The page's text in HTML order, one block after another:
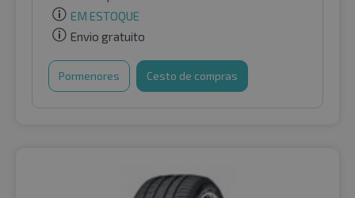
EM ESTOQUE
Envio gratuito
Pormenores Cesto de compras